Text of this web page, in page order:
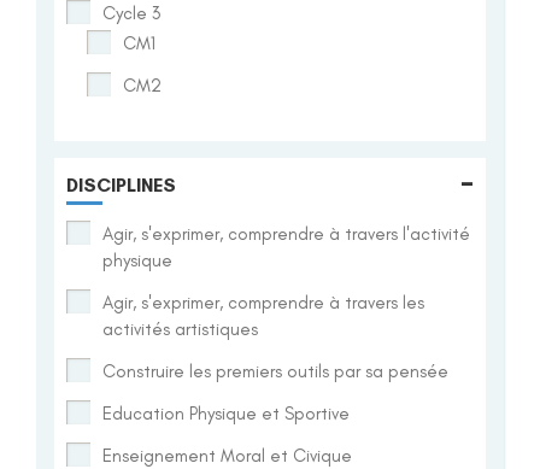
Cycle 3
CM1
CM2
DISCIPLINES -
Agir, s'exprimer, comprendre à travers l'activité
physique
Agir, s'exprimer, comprendre à travers les
activités artistiques
Construire les premiers outils par sa pensée
Education Physique et Sportive
Enseignement Moral et Civique